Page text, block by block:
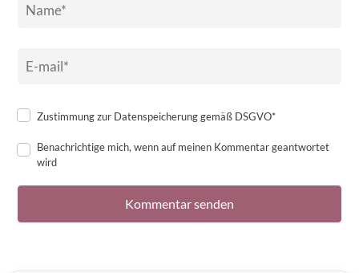
Zustimmung zur Datenspeicherung gemäß DSGVO*
Benachrichtige mich, wenn auf meinen Kommentar geantwortet
wird